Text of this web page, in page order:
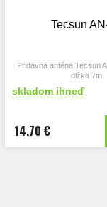
Tecsun
Pridavna anténa Tecsun
dlžka 7m
skladom ihneď
14,70 €